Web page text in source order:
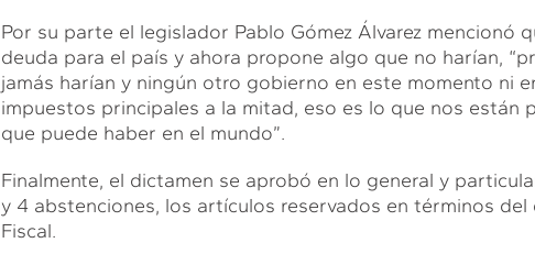
Por su parte el legislador Pablo Gómez Álvarez mencionó
deuda para el país y ahora propone algo que no harían,
jamás harían y ningún otro gobierno en este momento ni
impuestos principales a la mitad, eso es lo que nos están
que puede haber en el mundo”.
Finalmente, el dictamen se aprobó en lo general y
y 4 abstenciones, los artículos reservados en términos
Fiscal.